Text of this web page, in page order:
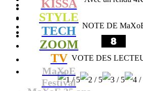
KISSA
STYLE
TECH
ZOOM
TV
MaXoE
Festival
NOTE DE
VOTE DES